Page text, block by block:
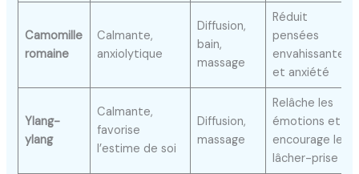
Camomille
romaine
Calmante,
anxiolytique
Diffusion,
bain,
massage
Réduit
pensées
envahissantes
et anxiété
Ylang-
ylang
Calmante,
favorise
l’estime de soi
Diffusion,
massage
Relâche les
émotions et
encourage le
lâcher-prise